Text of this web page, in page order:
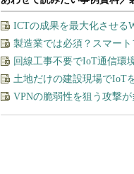
ICTの成果を最大化させ
製造業では必須？スマー
回線工事不要でIoT通信環
土地だけの建設現場でIoT
VPNの脆弱性を狙う攻撃